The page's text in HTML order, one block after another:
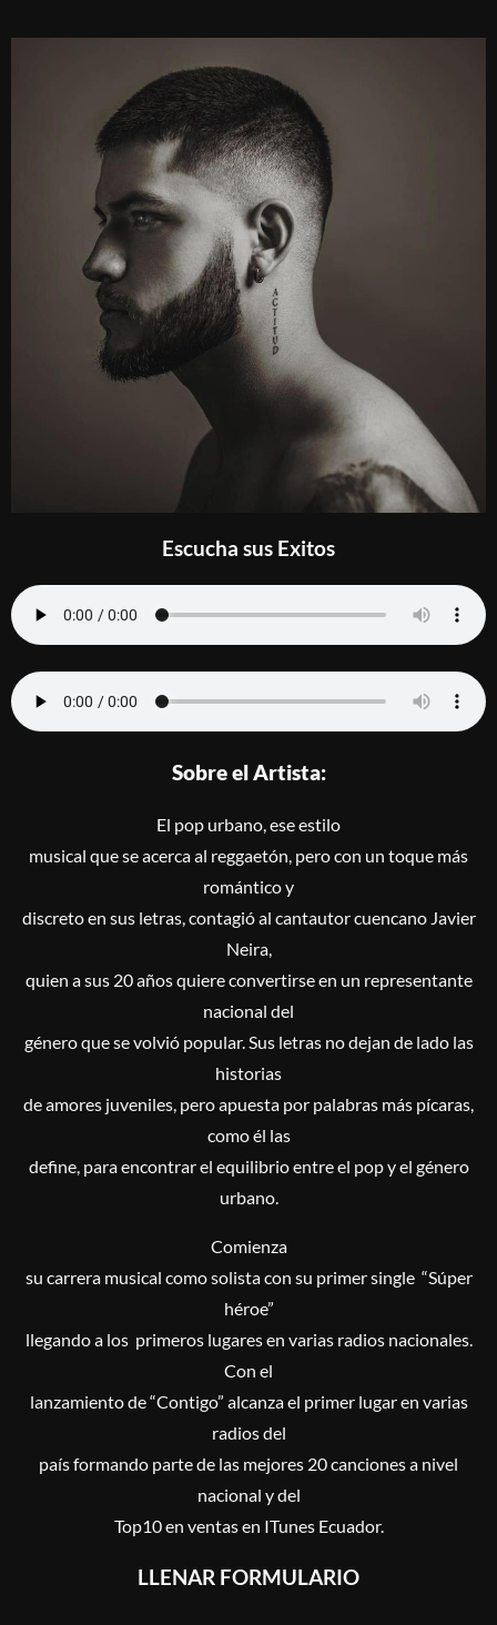
Escucha sus Exitos
Sobre el Artista:
El pop urbano, ese estilo
musical que se acerca al reggaetón, pero con un toque más
romántico y
discreto en sus letras, contagió al cantautor cuencano Javier
Neira,
quien a sus 20 años quiere convertirse en un representante
nacional del
género que se volvió popular. Sus letras no dejan de lado las
historias
de amores juveniles, pero apuesta por palabras más pícaras,
como él las
define, para encontrar el equilibrio entre el pop y el género
urbano.
Comienza
su carrera musical como solista con su primer single “Súper
héroe”
llegando a los primeros lugares en varias radios nacionales.
Con el
lanzamiento de “Contigo” alcanza el primer lugar en varias
radios del
país formando parte de las mejores 20 canciones a nivel
nacional y del
Top10 en ventas en ITunes Ecuador.
LLENAR FORMULARIO